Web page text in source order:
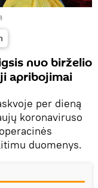
nuo birželio
apribojimai
per dieną
koronaviruso
duomenys.